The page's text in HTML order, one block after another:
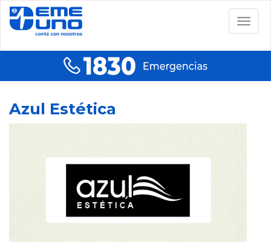
Azul Estética